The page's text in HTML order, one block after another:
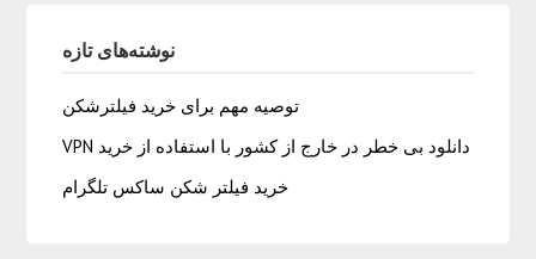
نوشته‌های تازه
توصیه مهم برای خرید فیلترشکن
دانلود بی خطر در خارج از کشور با استفاده از خرید VPN
خرید فیلتر شکن ساکس تلگرام